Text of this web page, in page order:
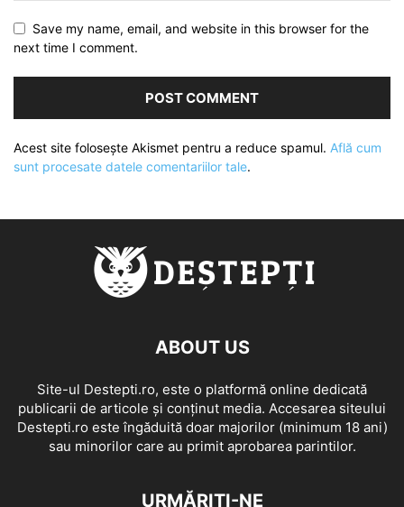
Save my name, email, and website in this browser for the
next time I comment.
Acest site folosește Akismet pentru a reduce spamul. Află cum
sunt procesate datele comentariilor tale.
ABOUT US
Site-ul Destepti.ro, este o platformă online dedicată
publicarii de articole și conținut media. Accesarea siteului
Destepti.ro este îngăduită doar majorilor (minimum 18 ani)
sau minorilor care au primit aprobarea parintilor.
URMĂRIȚI-NE